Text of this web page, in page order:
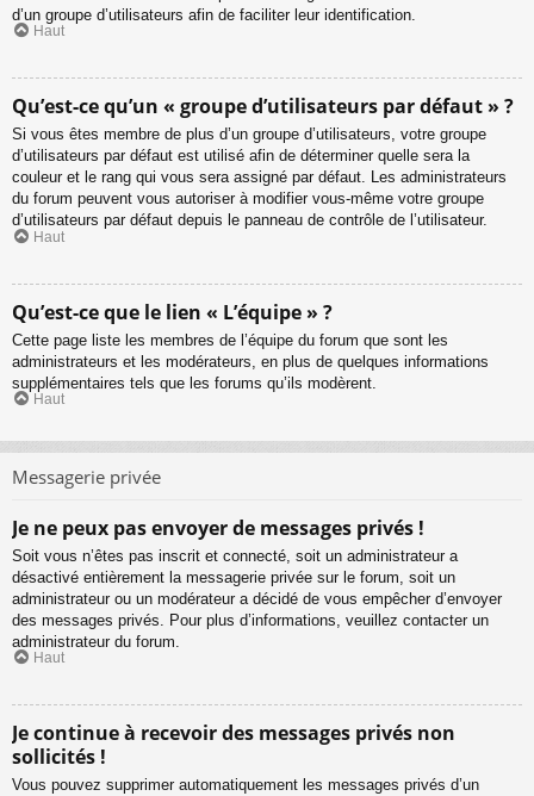
d’un groupe d’utilisateurs afin de faciliter leur identification.
Haut
Qu’est-ce qu’un « groupe d’utilisateurs par défaut » ?
Si vous êtes membre de plus d’un groupe d’utilisateurs, votre groupe
d’utilisateurs par défaut est utilisé afin de déterminer quelle sera la
couleur et le rang qui vous sera assigné par défaut. Les administrateurs
du forum peuvent vous autoriser à modifier vous-même votre groupe
d’utilisateurs par défaut depuis le panneau de contrôle de l’utilisateur.
Haut
Qu’est-ce que le lien « L’équipe » ?
Cette page liste les membres de l’équipe du forum que sont les
administrateurs et les modérateurs, en plus de quelques informations
supplémentaires tels que les forums qu’ils modèrent.
Haut
Messagerie privée
Je ne peux pas envoyer de messages privés !
Soit vous n’êtes pas inscrit et connecté, soit un administrateur a
désactivé entièrement la messagerie privée sur le forum, soit un
administrateur ou un modérateur a décidé de vous empêcher d’envoyer
des messages privés. Pour plus d’informations, veuillez contacter un
administrateur du forum.
Haut
Je continue à recevoir des messages privés non
sollicités !
Vous pouvez supprimer automatiquement les messages privés d’un